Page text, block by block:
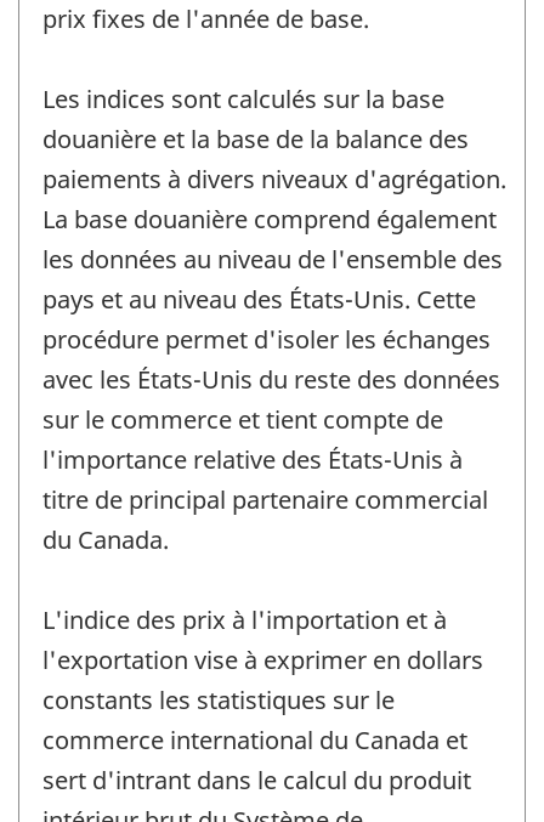
prix fixes de l'année de base.
Les indices sont calculés sur la base
douanière et la base de la balance des
paiements à divers niveaux d'agrégation.
La base douanière comprend également
les données au niveau de l'ensemble des
pays et au niveau des États-Unis. Cette
procédure permet d'isoler les échanges
avec les États-Unis du reste des données
sur le commerce et tient compte de
l'importance relative des États-Unis à
titre de principal partenaire commercial
du Canada.
L'indice des prix à l'importation et à
l'exportation vise à exprimer en dollars
constants les statistiques sur le
commerce international du Canada et
sert d'intrant dans le calcul du produit